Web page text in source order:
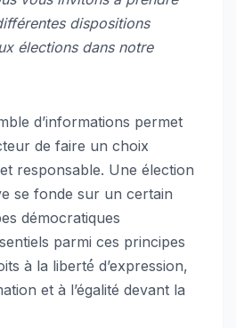
dispositions
élections dans notre
d’informations permet
de faire un choix
responsable. Une élection
se fonde sur un certain
démocratiques
parmi ces principes
à la liberté́ d’expression,
et à l’égalité devant la